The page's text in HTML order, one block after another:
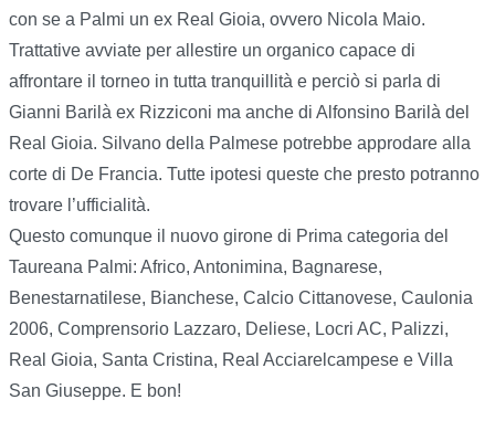
con se a Palmi un ex Real Gioia, ovvero Nicola Maio.
Trattative avviate per allestire un organico capace di
affrontare il torneo in tutta tranquillità e perciò si parla di
Gianni Barilà ex Rizziconi ma anche di Alfonsino Barilà del
Real Gioia. Silvano della Palmese potrebbe approdare alla
corte di De Francia. Tutte ipotesi queste che presto potranno
trovare l’ufficialità.
Questo comunque il nuovo girone di Prima categoria del
Taureana Palmi: Africo, Antonimina, Bagnarese,
Benestarnatilese, Bianchese, Calcio Cittanovese, Caulonia
2006, Comprensorio Lazzaro, Deliese, Locri AC, Palizzi,
Real Gioia, Santa Cristina, Real Acciarelcampese e Villa
San Giuseppe. E bon!